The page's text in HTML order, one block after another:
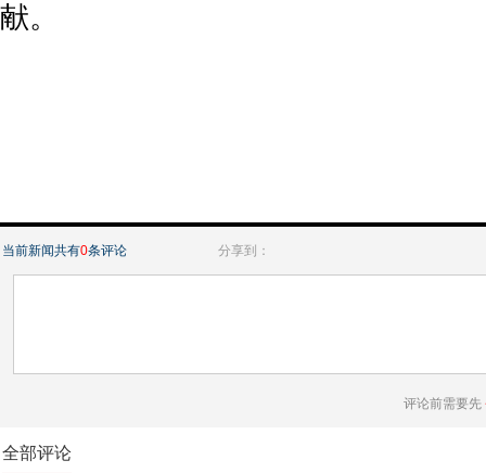
献。
当前新闻共有0条评论 分享到：
评论前需要先
全部评论